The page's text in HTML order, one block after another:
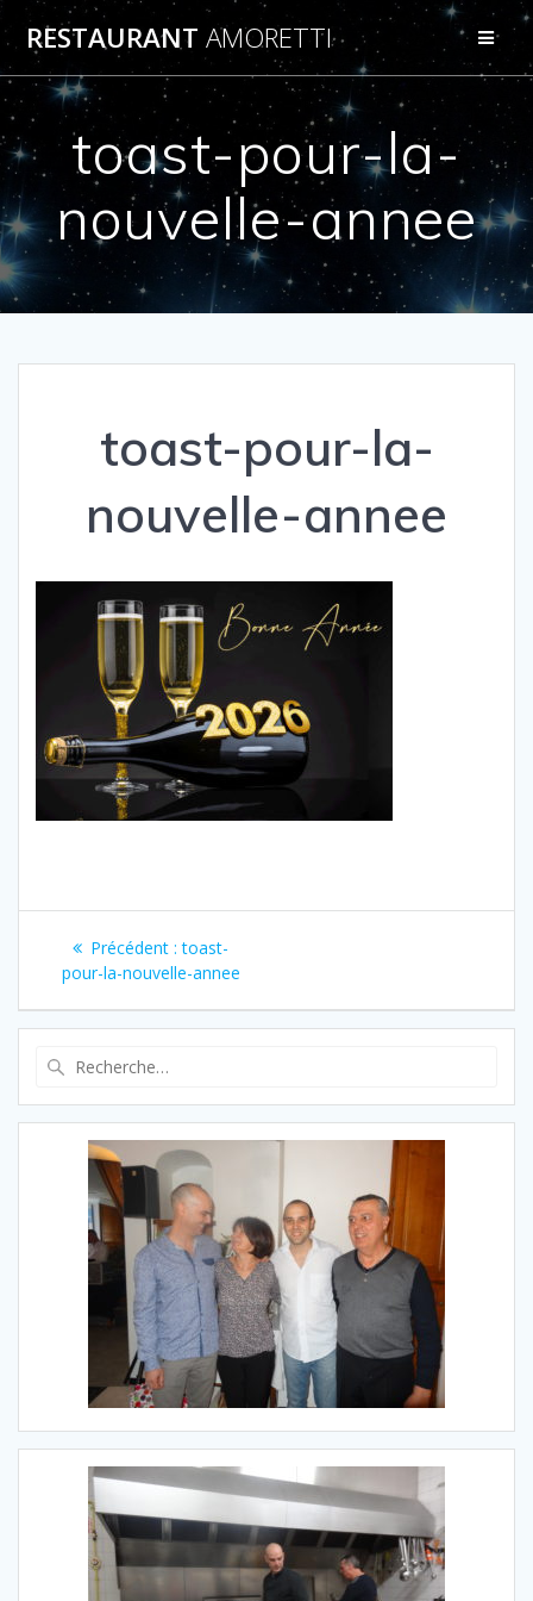
Passer
au
contenu
RESTAURANT AMORETTI
toast-pour-la-
nouvelle-annee
toast-pour-la-
nouvelle-annee
Navigation
de
l’article
Précédent : Article
précédent
toast-
pour-la-nouvelle-annee
: